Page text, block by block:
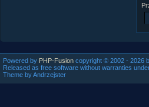
Powered by PHP-Fusion copyright © 2002 - 2026
Released as free software without warranties
Theme by Andrzejster